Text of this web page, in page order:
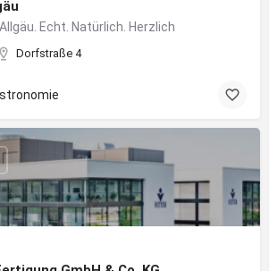
Echt. Natürlich. Herzlich
Dorfstraße 4